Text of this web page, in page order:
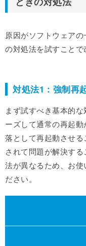
原因がソフトウェア
の対処法を試すことで
対処法1：強制再
まず試すべき基本的
ーズして通常の再起
落として再起動させ
されて問題が解決す
法が異なるため、お使
ださい。